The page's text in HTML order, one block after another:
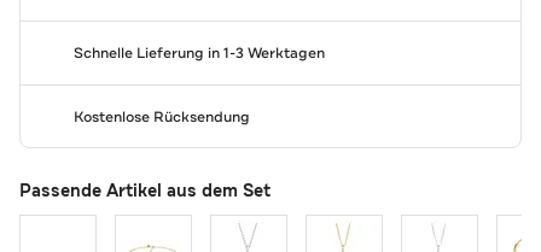
Schnelle Lieferung in 1-3 Werktagen
Kostenlose Rücksendung
Passende Artikel aus dem Set